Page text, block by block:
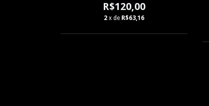
R$120,00
2 x de R$63,16